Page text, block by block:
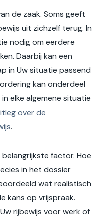
de zaak. Soms geeft
uit zichzelf terug. In
nodig om eerdere
Daarbij kan een
in Uw situatie passend
kan onderdeel
elke algemene situatie
over de
.
factor. Hoe
in het dossier
wat realistisch
kans op vrijspraak.
rijbewijs voor werk of